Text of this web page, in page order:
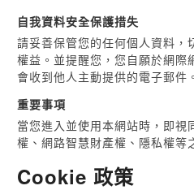
自我資料安全保護措失
請妥善保管您的任何個人資料，
權益。並提醒您，您自願於網際
會收到他人主動提供的電子郵件。
重要事項
當您進入並使用本網站時，即
權、網路智慧財產權、隱私權等
Cookie 政策